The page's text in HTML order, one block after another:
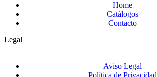
Home
Catálogos
Contacto
Legal
Aviso Legal
Política de Privacidad